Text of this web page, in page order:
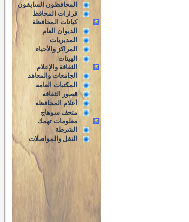
المحافظون السابقون
قرارات المحافظ
كيانات المحافظة
الديوان العام
المديريات
المراكز والأحياء
الهيئات
الثقافة والإعلام
الجامعات والمعاهد
المكتبات العامه
قصور الثقافه
أعلام المحافظه
متحف سوهاج
معلومات تهمك
الشرطة
النقل والمواصلات